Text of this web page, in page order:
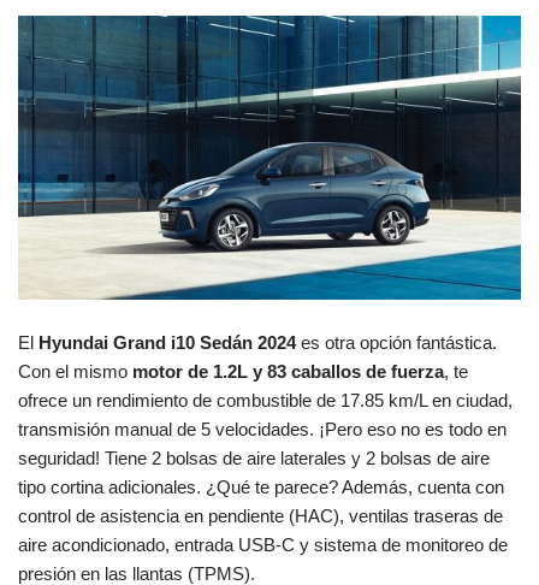
El Hyundai Grand i10 Sedán 2024es otra opción fantástica.
Con el mismo motor de 1.2L y 83 caballos de fuerza, te
ofrece un rendimiento de combustible de 17.85 km/L en ciudad,
transmisión manual de 5 velocidades. ¡Pero eso no es todo en
seguridad! Tiene 2 bolsas de aire laterales y 2 bolsas de aire
tipo cortina adicionales. ¿Qué te parece? Además, cuenta con
control de asistencia en pendiente (HAC), ventilas traseras de
aire acondicionado, entrada USB-C y sistema de monitoreo de
presión en las llantas (TPMS).